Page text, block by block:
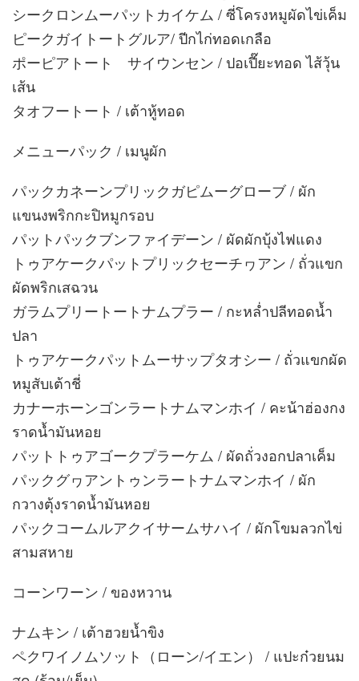
シークロンムーパットカイケム / ซี่โครงหมูผัดไข่เค็ม
ピークガイトートグルア/ ปีกไก่ทอดเกลือ
ポーピアトート サイウンセン / ปอเปี๊ยะทอด ไส้วุ้น
เส้น
タオフートート / เต้าหู้ทอด
メニューパック / เมนูผัก
パックカネーンプリックガピムーグローブ / ผัก
แขนงพริกกะปิหมูกรอบ
パットパックブンファイデーン / ผัดผักบุ้งไฟแดง
トゥアケークパットプリックセーチヮアン / ถั่วแขก
ผัดพริกเสฉวน
ガラムプリートートナムプラー / กะหล่ำปลีทอดน้ำ
ปลา
トゥアケークパットムーサップタオシー / ถั่วแขกผัด
หมูสับเต้าชี่
カナーホーンゴンラートナムマンホイ / คะน้าฮ่องกง
ราดน้ำมันหอย
パットトゥアゴークプラーケム / ผัดถั่วงอกปลาเค็ม
パックグヮアントゥンラートナムマンホイ / ผัก
กวางตุ้งราดน้ำมันหอย
パックコームルアクイサームサハイ / ผักโขมลวกไข่
สามสหาย
コーンワーン / ของหวาน
ナムキン / เต้าฮวยน้ำขิง
ペクワイノムソット（ローン/イエン） / แปะก๋วยนม